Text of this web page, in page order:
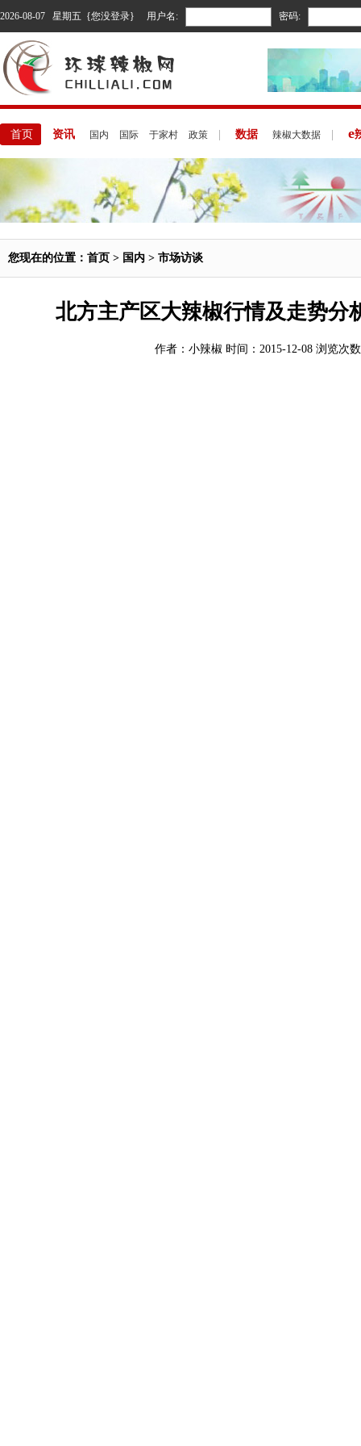
2026-08-07 星期五 {您没登录} 用户名: 密码:
首页 资讯 国内 国际 于家村 政策 数据 辣椒大数据 e
您现在的位置： 首页 > 国内 > 市场访谈
北方主产区大辣椒行情及走势分
作者：小辣椒 时间：2015-12-08 浏览次